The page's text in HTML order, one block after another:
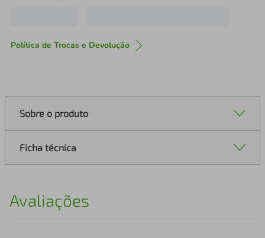
Política de Trocas e Devolução
Sobre o produto
Ficha técnica
Avaliações